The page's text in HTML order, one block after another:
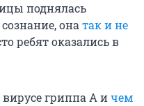
поднялась
онатак и не
ребят оказались в
вирусе гриппа А ичем